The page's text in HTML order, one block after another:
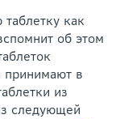
как
об этом
принимают в
из
следующей